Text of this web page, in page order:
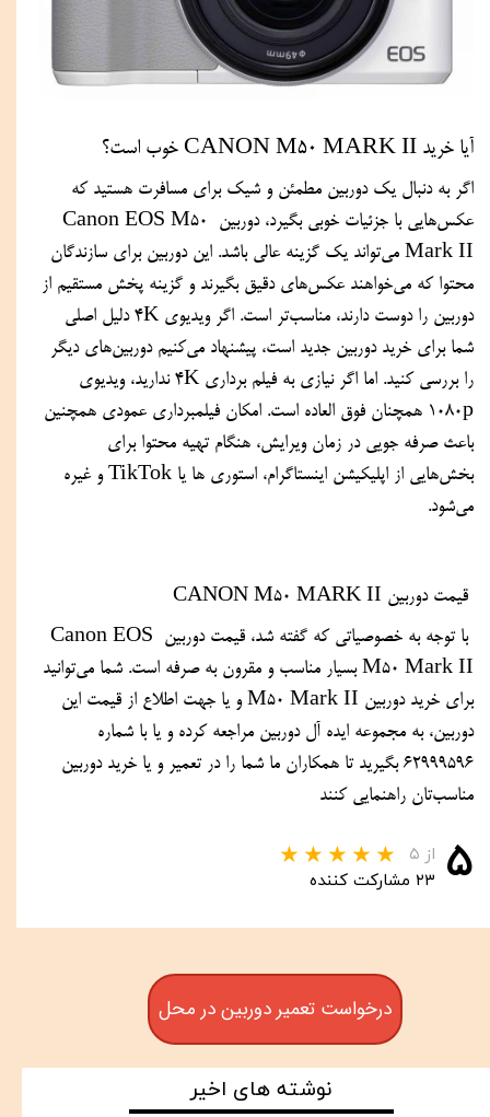
آیا خرید CANON M50 MARK II خوب است؟
عکس‌هایی با جزئیات خوبی بگیرد، دوربین Canon EOS M50
می‌شود.
قیمت دوربین CANON M50 MARK II
با توجه به خصوصیاتی که گفته شد، قیمت دوربین Canon EOS
مناسب‌تان راهنمایی کنند
۵ از ۵
۲۳ مشارکت کننده
نوشته های اخیر
درخواست تعمیر دوربین در محل